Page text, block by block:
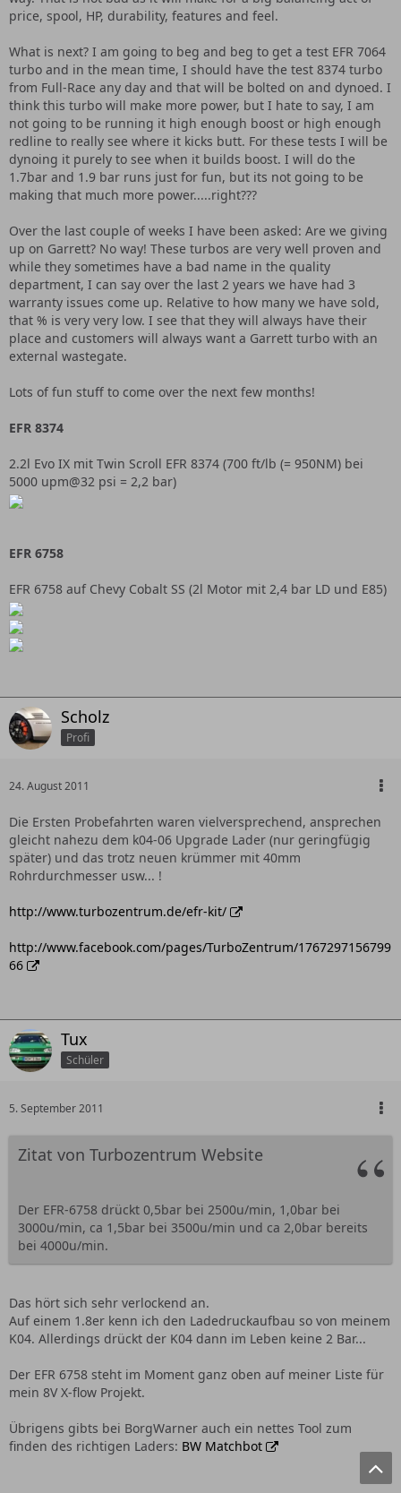
price, spool, HP, durability, features and feel.
What is next? I am going to beg and beg to get a test EFR 7064
turbo and in the mean time, I should have the test 8374 turbo
from Full-Race any day and that will be bolted on and dynoed. I
think this turbo will make more power, but I hate to say, I am
not going to be running it high enough boost or high enough
redline to really see where it kicks butt. For these tests I will be
dynoing it purely to see when it builds boost. I will do the
1.7bar and 1.9 bar runs just for fun, but its not going to be
making that much more power.....right???
Over the last couple of weeks I have been asked: Are we giving
up on Garrett? No way! These turbos are very well proven and
while they sometimes have a bad name in the quality
department, I can say over the last 2 years we have had 3
warranty issues come up. Relative to how many we have sold,
that % is very very low. I see that they will always have their
place and customers will always want a Garrett turbo with an
external wastegate.
Lots of fun stuff to come over the next few months!
EFR 8374
2.2l Evo IX mit Twin Scroll EFR 8374 (700 ft/lb (= 950NM) bei
5000 upm@32 psi = 2,2 bar)
EFR 6758
EFR 6758 auf Chevy Cobalt SS (2l Motor mit 2,4 bar LD und E85)
Scholz
Profi
24. August 2011
Die Ersten Probefahrten waren vielversprechend, ansprechen
gleicht nahezu dem k04-06 Upgrade Lader (nur geringfügig
später) und das trotz neuen krümmer mit 40mm
Rohrdurchmesser usw... !
http://www.turbozentrum.de/efr-kit/
http://www.facebook.com/pages/TurboZentrum/1767297156799
66
Tux
Schüler
5. September 2011
Zitat von Turbozentrum Website
Der EFR-6758 drückt 0,5bar bei 2500u/min, 1,0bar bei
3000u/min, ca 1,5bar bei 3500u/min und ca 2,0bar bereits
bei 4000u/min.
Das hört sich sehr verlockend an.
Auf einem 1.8er kenn ich den Ladedruckaufbau so von meinem
K04. Allerdings drückt der K04 dann im Leben keine 2 Bar...
Der EFR 6758 steht im Moment ganz oben auf meiner Liste für
mein 8V X-flow Projekt.
Übrigens gibts bei BorgWarner auch ein nettes Tool zum
finden des richtigen Laders: BW Matchbot